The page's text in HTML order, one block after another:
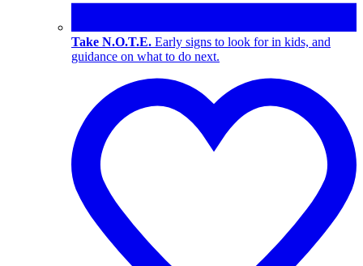
Take N.O.T.E. Early signs to look for in kids, and
guidance on what to do next.